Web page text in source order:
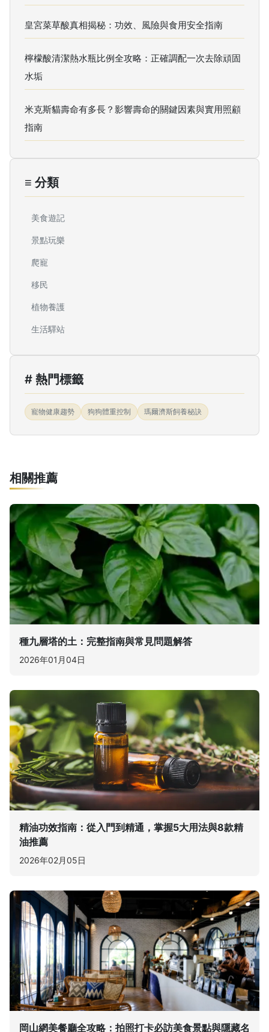
皇宮菜草酸真相揭秘：功效、風險與食用安全指南
檸檬酸清潔熱水瓶比例全攻略：正確調配一次去除頑固
水垢
米克斯貓壽命有多長？影響壽命的關鍵因素與實用照顧
指南
≡ 分類
美食遊記
景點玩樂
爬寵
移民
植物養護
生活驛站
# 熱門標籤
寵物健康趨勢 狗狗體重控制 瑪爾濟斯飼養秘訣
相關推薦
種九層塔的土：完整指南與常見問題解答
2026年01月04日
精油功效指南：從入門到精通，掌握5大用法與8款精
油推薦
2026年02月05日
岡山網美餐廳全攻略：拍照打卡必訪美食景點與隱藏名